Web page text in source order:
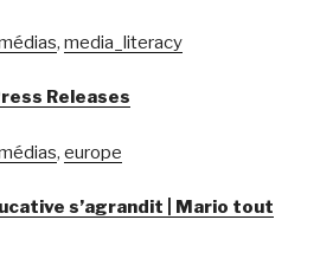
, media_literacy
Releases
, europe
s’agrandit | Mario tout